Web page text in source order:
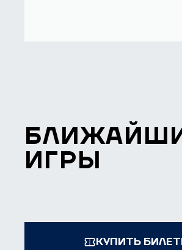
ИГРЫ
КУПИТЬ